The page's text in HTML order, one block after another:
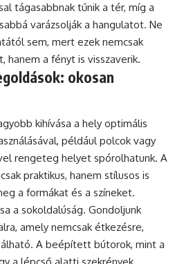
tágasabbnak tűnik a tér, míg a
varázsolják a hangulatot. Ne
sem, mert ezek nemcsak
hanem a fényt is visszaverik.
okosan
kihívása a hely optimális
például polcok vagy
rengeteg helyet spórolhatunk. A
praktikus, hanem stílusos is
a formákat és a színeket.
a sokoldalúság. Gondoljunk
amely nemcsak étkezésre,
A beépített bútorok, mint a
a lépcső alatti szekrények,